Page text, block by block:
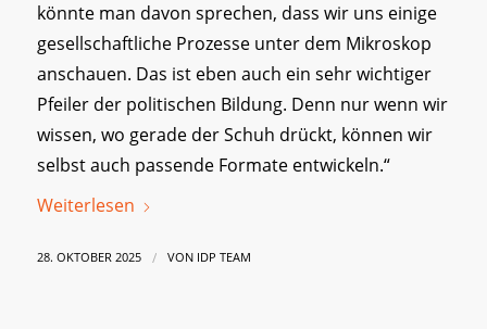
könnte man davon sprechen, dass wir uns einige
gesellschaftliche Prozesse unter dem Mikroskop
anschauen. Das ist eben auch ein sehr wichtiger
Pfeiler der politischen Bildung. Denn nur wenn wir
wissen, wo gerade der Schuh drückt, können wir
selbst auch passende Formate entwickeln.“
Weiterlesen
28. OKTOBER 2025 / VON IDP TEAM